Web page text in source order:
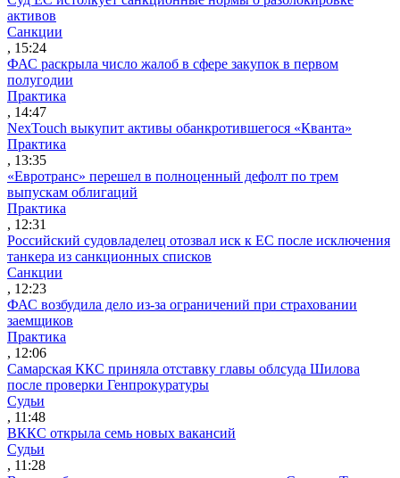
активов
Санкции
, 15:24
ФАС раскрыла число жалоб в сфере закупок в первом
полугодии
Практика
, 14:47
NexTouch выкупит активы обанкротившегося «Кванта»
Практика
, 13:35
«Евротранс» перешел в полноценный дефолт по трем
выпускам облигаций
Практика
, 12:31
Российский судовладелец отозвал иск к ЕС после исключения
танкера из санкционных списков
Санкции
, 12:23
ФАС возбудила дело из-за ограничений при страховании
заемщиков
Практика
, 12:06
Самарская ККС приняла отставку главы облсуда Шилова
после проверки Генпрокуратуры
Судьи
, 11:48
ВККС открыла семь новых вакансий
Судьи
, 11:28